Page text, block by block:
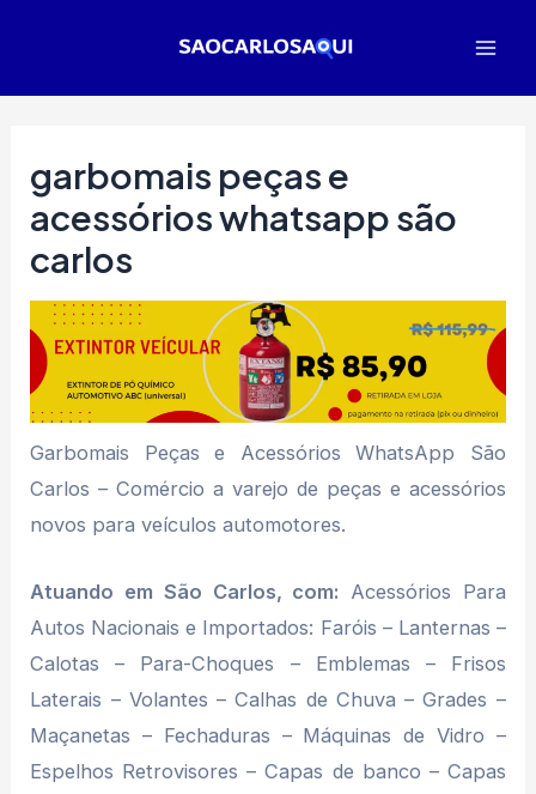
garbomais peças e
acessórios whatsapp são
carlos
Garbomais Peças e Acessórios WhatsApp São
Carlos – Comércio a varejo de peças e acessórios
novos para veículos automotores.
Atuando em São Carlos, com: Acessórios Para
Autos Nacionais e Importados: Faróis – Lanternas –
Calotas – Para-Choques – Emblemas – Frisos
Laterais – Volantes – Calhas de Chuva – Grades –
Maçanetas – Fechaduras – Máquinas de Vidro –
Espelhos Retrovisores – Capas de banco – Capas